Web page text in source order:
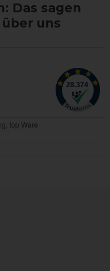
Das sagen
uns